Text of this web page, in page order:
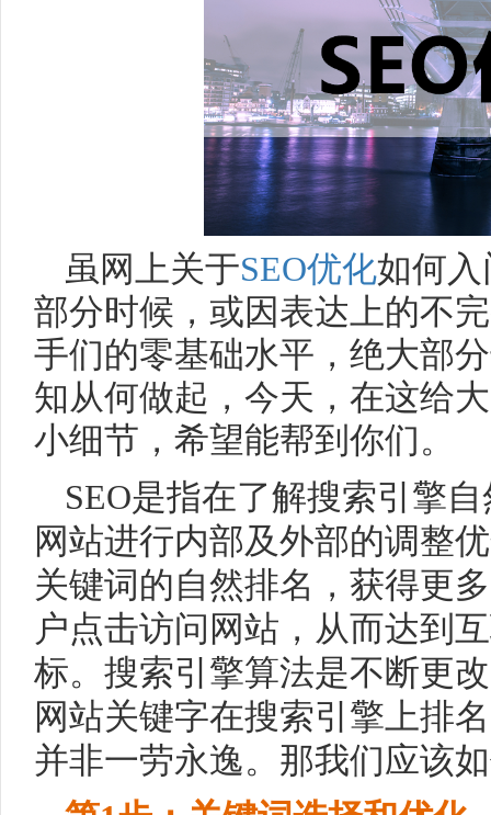
虽网上关于SEO优化如何
部分时候，或因表达上的不
手们的零基础水平，绝大部
知从何做起，今天，在这给
小细节，希望能帮到你们。
SEO是指在了解搜索引擎
网站进行内部及外部的调整
关键词的自然排名，获得更
户点击访问网站，从而达到
标。搜索引擎算法是不断更
网站关键字在搜索引擎上排
并非一劳永逸。那我们应该